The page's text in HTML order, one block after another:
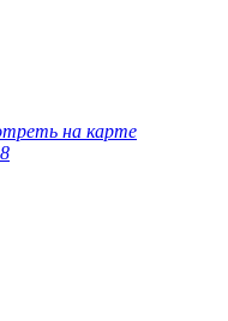
на карте